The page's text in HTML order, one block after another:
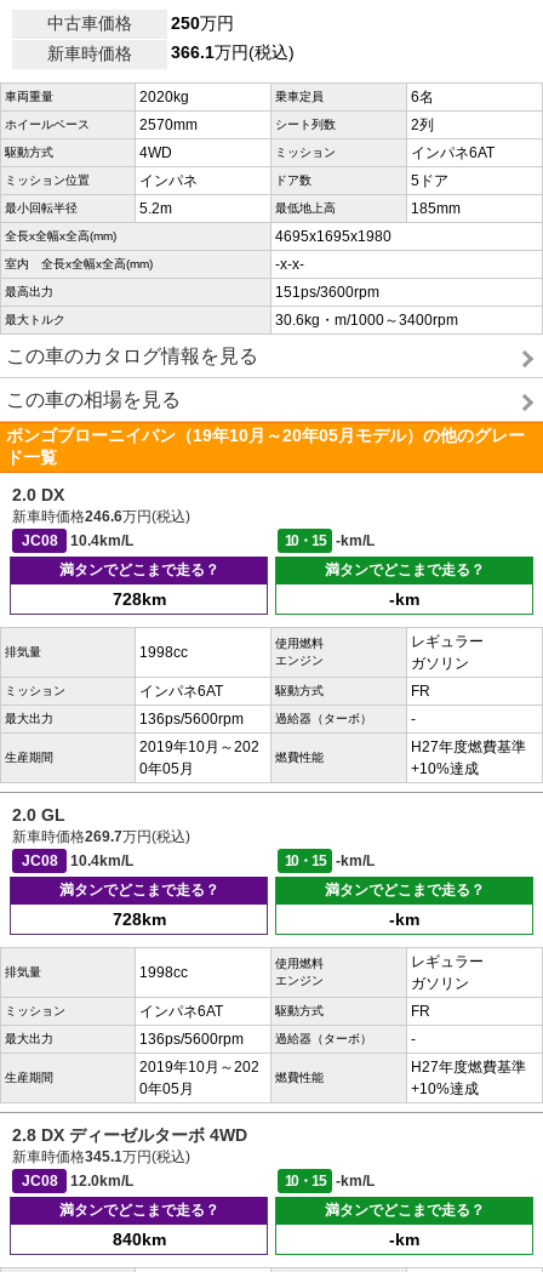
中古車価格
250万円
新車時価格
366.1万円(税込)
車両重量 2020kg 乗車定員 6名
ホイールベース 2570mm シート列数 2列
駆動方式 4WD ミッション インパネ6AT
ミッション位置 インパネ ドア数 5ドア
最小回転半径 5.2m 最低地上高 185mm
全長x全幅x全高(mm) 4695x1695x1980
室内 全長x全幅x全高(mm) -x-x-
最高出力 151ps/3600rpm
最大トルク 30.6kg・m/1000～3400rpm
この車のカタログ情報を見る
この車の相場を見る
ボンゴブローニイバン（19年10月～20年05月モデル）の他のグレー
ド一覧
2.0 DX
新車時価格246.6万円(税込)
JC08
10.4km/L 10・15
-km/L
満タンでどこまで走る？
728km
満タンでどこまで走る？
-km
排気量 1998cc
使用燃料
エンジン
レギュラー
ガソリン
ミッション インパネ6AT 駆動方式 FR
最大出力 136ps/5600rpm 過給器（ターボ） -
生産期間
2019年10月～202
0年05月
燃費性能
H27年度燃費基準
+10%達成
2.0 GL
新車時価格269.7万円(税込)
JC08
10.4km/L 10・15
-km/L
満タンでどこまで走る？
728km
満タンでどこまで走る？
-km
排気量 1998cc
使用燃料
エンジン
レギュラー
ガソリン
ミッション インパネ6AT 駆動方式 FR
最大出力 136ps/5600rpm 過給器（ターボ） -
生産期間
2019年10月～202
0年05月
燃費性能
H27年度燃費基準
+10%達成
2.8 DX ディーゼルターボ 4WD
新車時価格345.1万円(税込)
JC08
12.0km/L 10・15
-km/L
満タンでどこまで走る？
840km
満タンでどこまで走る？
-km